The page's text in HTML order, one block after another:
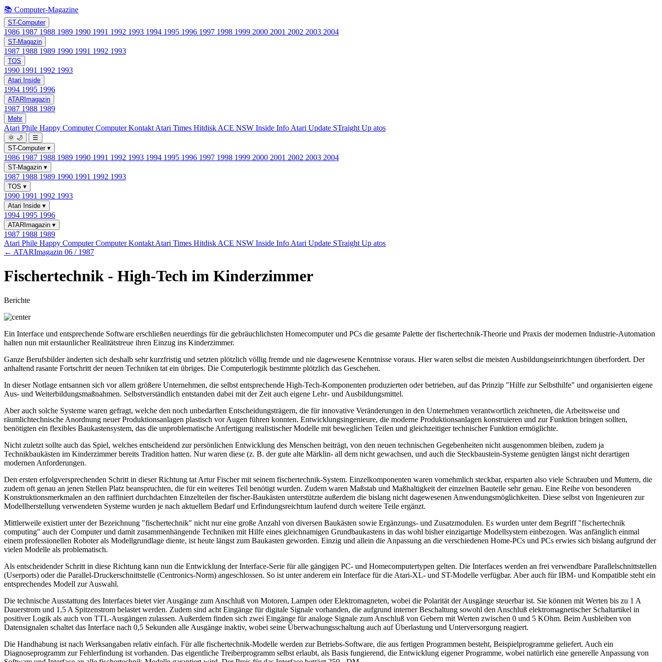
📚 Computer-Magazine
ST-Computer
1986 1987 1988 1989 1990 1991 1992 1993 1994 1995 1996 1997 1998 1999 2000 2001 2002 2003 2004
ST-Magazin
1987 1988 1989 1990 1991 1992 1993
TOS
1990 1991 1992 1993
Atari Inside
1994 1995 1996
ATARImagazin
1987 1988 1989
Mehr
Atari Phile Happy ComputerComputer Kontakt Atari Times Hitdisk ACE NSW Inside Info Atari Update STraight Up atos
🌞 🌙
☰
ST-Computer ▾
1986 1987 1988 1989 1990 1991 1992 1993 1994 1995 1996 1997 1998 1999 2000 2001 2002 2003 2004
ST-Magazin ▾
1987 1988 1989 1990 1991 1992 1993
TOS ▾
1990 1991 1992 1993
Atari Inside ▾
1994 1995 1996
ATARImagazin ▾
1987 1988 1989
Atari Phile Happy ComputerComputer Kontakt Atari Times Hitdisk ACE NSW Inside Info Atari Update STraight Up atos
← ATARImagazin 06 / 1987
Fischertechnik - High-Tech im Kinderzimmer
Berichte
Ein Interface und entsprechende Software erschließen neuerdings für die gebräuchlichsten Homecomputer und PCs die gesamte Palette der fischertechnik-Theorie und Praxis der modernen Industrie-Automation
halten nun mit erstaunlicher Realitätstreue ihren Einzug ins Kinderzimmer.
Ganze Berufsbilder änderten sich deshalb sehr kurzfristig und setzten plötzlich völlig fremde und nie dagewesene Kenntnisse voraus. Hier waren selbst die meisten Ausbildungseinrichtungen überfordert. Der
anhaltend rasante Fortschritt der neuen Techniken tat ein übriges. Die Computerlogik bestimmte plötzlich das Geschehen.
In dieser Notlage entsannen sich vor allem größere Unternehmen, die selbst entsprechende High-Tech-Komponenten produzierten oder betrieben, auf das Prinzip "Hilfe zur Selbsthilfe" und organisierten eigene
Aus- und Weiterbildungsmaßnahmen. Selbstverständlich entstanden dabei mit der Zeit auch eigene Lehr- und Ausbildungsmittel.
Aber auch solche Systeme waren gefragt, welche den noch unbedarften Entscheidungsträgern, die für innovative Veränderungen in den Unternehmen verantwortlich zeichneten, die Arbeitsweise und
räumlichtechnische Anordnung neuer Produktionsanlagen plastisch vor Augen führen konnten. Entwicklungsingenieure, die moderne Produktionsanlagen konstruieren und zur Funktion bringen sollten,
benötigten ein flexibles Baukastensystem, das die unproblematische Anfertigung realistischer Modelle mit beweglichen Teilen und gleichzeitiger technischer Funktion ermöglichte.
Nicht zuletzt sollte auch das Spiel, welches entscheidend zur persönlichen Entwicklung des Menschen beiträgt, von den neuen technischen Gegebenheiten nicht ausgenommen bleiben, zudem ja
Technikbaukästen im Kinderzimmer bereits Tradition hatten. Nur waren diese (z. B. der gute alte Märklin- all dem nicht gewachsen, und auch die Steckbaustein-Systeme genügten längst nicht derartigen
modernen Anforderungen.
Den ersten erfolgversprechenden Schritt in dieser Richtung tat Artur Fischer mit seinem fischertechnik-System. Einzelkomponenten waren vornehmlich steckbar, ersparten also viele Schrauben und Muttern, die
zudem oft genau an jenen Stellen Platz beanspruchten, die für ein weiteres Teil benötigt wurden. Zudem waren Maßstab und Maßhaltigkeit der einzelnen Bauteile sehr genau. Eine Reihe von besonderen
Konstruktionsmerkmalen an den raffiniert durchdachten Einzelteilen der fischer-Baukästen unterstützte außerdem die bislang nicht dagewesenen Anwendungsmöglichkeiten. Diese selbst von Ingenieuren zur
Modellherstellung verwendeten Systeme wurden je nach aktuellem Bedarf und Erfindungsreichtum laufend durch weitere Teile ergänzt.
Mittlerweile existiert unter der Bezeichnung "fischertechnik" nicht nur eine große Anzahl von diversen Baukästen sowie Ergänzungs- und Zusatzmodulen. Es wurden unter dem Begriff "fischertechnik
computing" auch der Computer und damit zusammenhängende Techniken mit Hilfe eines gleichnamigen Grundbaukastens in das wohl bisher einzigartige Modellsystern einbezogen. Was anfänglich einmal
einem professionellen Roboter als Modellgrundlage diente, ist heute längst zum Baukasten geworden. Einzig und allein die Anpassung an die verschiedenen Home-PCs und PCs erwies sich bislang aufgrund der
vielen Modelle als problematisch.
Als entscheidender Schritt in diese Richtung kann nun die Entwicklung der Interface-Serie für alle gängigen PC- und Homecomputertypen gelten. Die Interfaces werden an frei verwendbare Parallelschnittstellen
(Userports) oder die Parallel-Druckerschnittstelle (Centronics-Norm) angeschlossen. So ist unter anderem ein Interface für die Atari-XL- und ST-Modelle verfügbar. Aber auch für IBM- und Kompatible steht ein
entsprechendes Modell zur Auswahl.
Die technische Ausstattung des Interfaces bietet vier Ausgänge zum Anschluß von Motoren, Lampen oder Elektromagneten, wobei die Polarität der Ausgänge steuerbar ist. Sie können mit Werten bis zu 1 A
Dauerstrom und 1,5 A Spitzenstrom belastet werden. Zudem sind acht Eingänge für digitale Signale vorhanden, die aufgrund interner Beschaltung sowohl den Anschluß elektromagnetischer Schaltartikel in
positiver Logik als auch von TTL-Ausgängen zulassen. Außerdem finden sich zwei Eingänge für analoge Signale zum Anschluß von Gebern mit Werten zwischen 0 und 5 KOhm. Beim Ausbleiben von
Datensignalen schaltet das Interface nach 0,5 Sekunden alle Ausgänge inaktiv, wobei seine Überwachungsschaltung auch auf Überlastung und Unterversorgung reagiert.
Die Handhabung ist nach Werksangaben relativ einfach. Für alle fischertechnik-Modelle werden zur Betriebs-Software, die aus fertigen Programmen besteht, Beispielprogramme geliefert. Auch ein
Diagnoseprogramm zur Fehlerfindung ist vorhanden. Das eigentliche Treiberprogramm selbst erlaubt, als Basis fungierend, die Entwicklung eigener Programme, wobei natürlich eine generelle Anpassung von